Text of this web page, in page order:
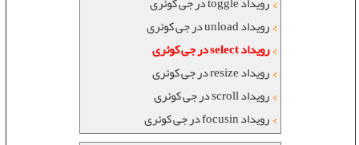
رویداد unload در جی کوئری
رویداد select در جی کوئری
رویداد resize در جی کوئری
رویداد scroll در جی کوئری
رویداد focusin در جی کوئری